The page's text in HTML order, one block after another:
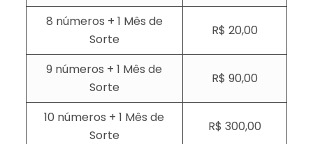
8 números + 1 Mês de
Sorte
R$ 20,00
9 números + 1 Mês de
Sorte
R$ 90,00
10 números + 1 Mês de
Sorte
R$ 300,00